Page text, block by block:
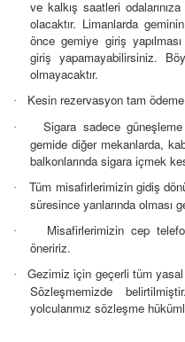
ve kalkış saatleri
olacaktır. Limanlarda
önce gemiye giriş
giriş yapamayabilirsiniz.
olmayacaktır.
· Kesin rezervasyon tam
·
Sigara sadece
gemide diğer mekanlarda,
balkonlarında sigara içmek
·
Tüm misafirlerimizin gidiş
süresince yanlarında olması
·
Misafirlerimizin cep
öneririz.
·
Gezimiz için geçerli tüm
Sözleşmemizde
yolcularımız sözleşme